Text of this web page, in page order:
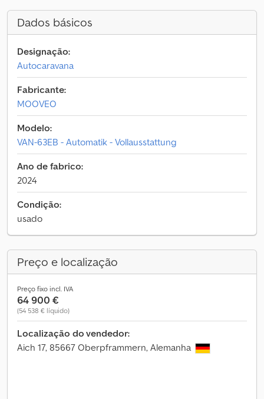
Dados básicos
Designação:
Autocaravana
Fabricante:
MOOVEO
Modelo:
VAN-63EB - Automatik - Vollausstattung
Ano de fabrico:
2024
Condição:
usado
Preço e localização
Preço fixo incl. IVA
64 900 €
(54 538 € líquido)
Localização do vendedor:
Aich 17, 85667 Oberpframmern, Alemanha